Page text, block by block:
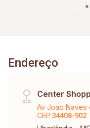
«
Endereço
Center
Av Joao Naves
CEP:34408-902